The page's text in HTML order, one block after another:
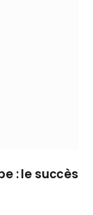
: le succès